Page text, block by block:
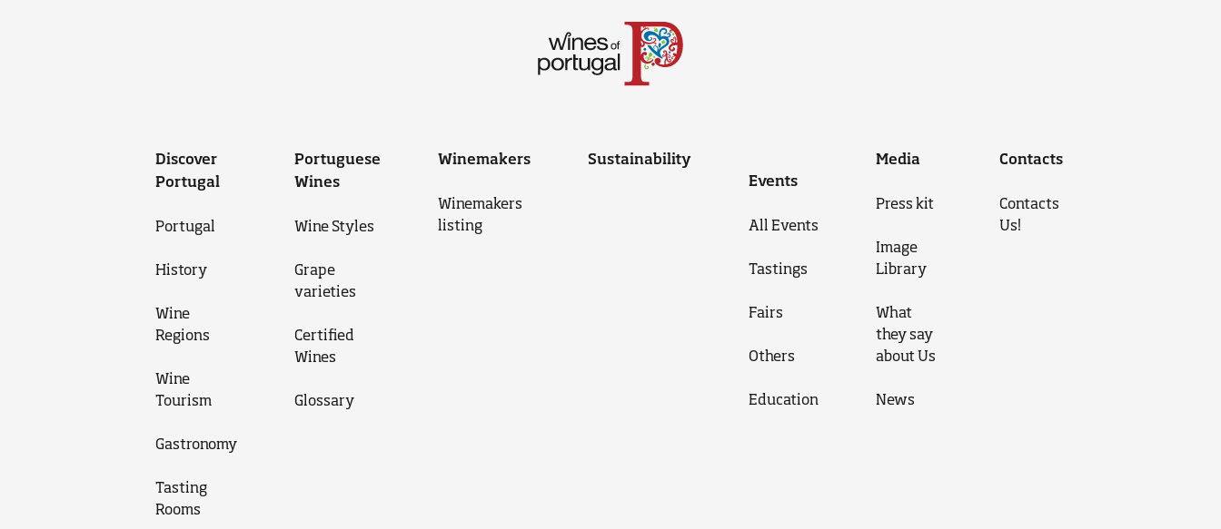
Discover
Portugal
Portugal
History
Wine
Regions
Wine
Tourism
Gastronomy
Tasting
Rooms
Portuguese
Wines
Wine Styles
Grape
varieties
Certified
Wines
Glossary
Winemakers
Winemakers
listing
Sustainability
Events
All Events
Tastings
Fairs
Others
Education
Media
Press kit
Image
Library
What
they say
about Us
News
Contacts
Contacts
Us!